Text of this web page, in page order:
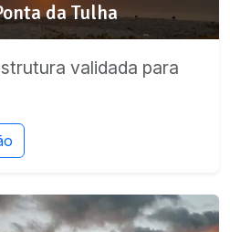
da Tulha
validada para